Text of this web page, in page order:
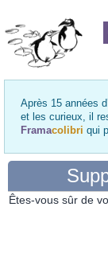
Après 15 années
et les curieux, il
Framacolibri qui
Êtes-vous sûr de